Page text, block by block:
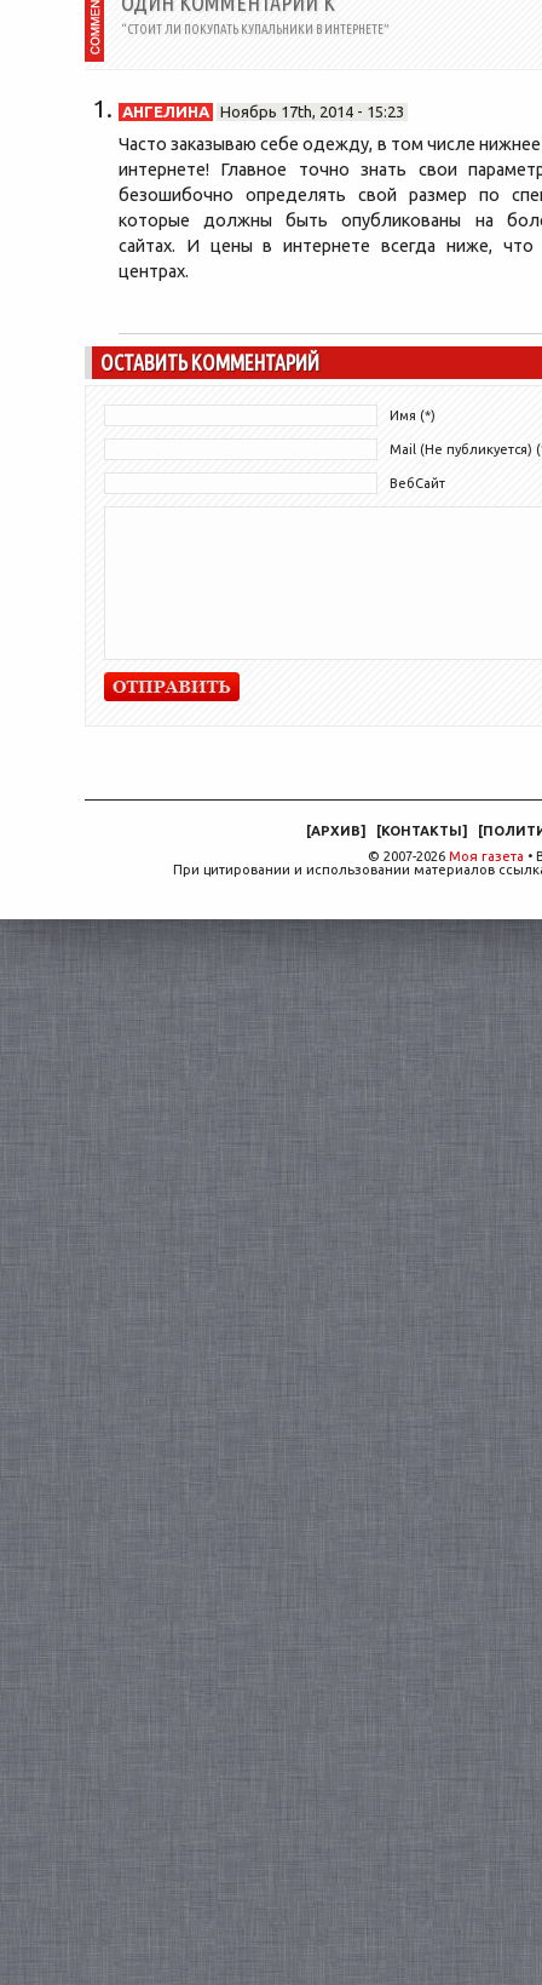
“СТОИТ ЛИ ПОКУПАТЬ КУПАЛЬНИКИ В ИНТЕРНЕТЕ”
АНГЕЛИНА Ноябрь 17th, 2014 - 15:23
Часто заказываю себе одежду, в том числе
интернете! Главное точно знать свои
безошибочно определять свой размер по
которые должны быть опубликованы на
сайтах. И цены в интернете всегда ниже, что
центрах.
ОСТАВИТЬ КОММЕНТАРИЙ
Имя (*)
Mail (Не публикуется)
ВебСайт
[АРХИВ] [КОНТАКТЫ] [
© 2007-2026 Моя газета •
При цитировании и использовании материалов